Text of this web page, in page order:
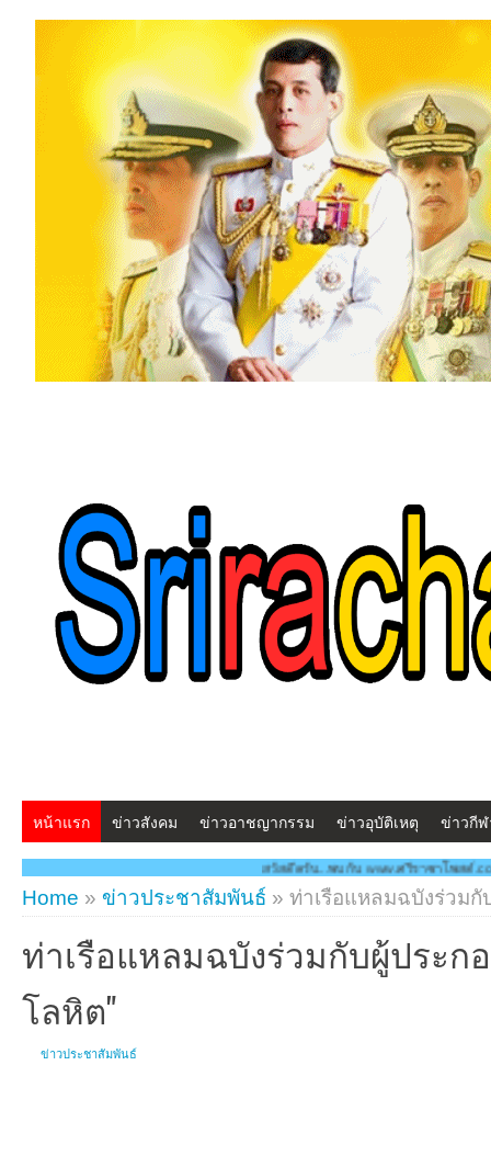
หน้าแรก ข่าวสังคม ข่าวอาชญากรรม ข่าวอุบัติเหตุ ข่าวกี
สวัสดีครับ...พบกับ www.ศรีราชาโพสต์.com โฉมใหม่!! "สร้างสรร
Home » ข่าวประชาสัมพันธ์ » ท่าเรือแหลมฉบังร่วม
ท่าเรือแหลมฉบังร่วมกับผู้ประก
โลหิต"
ข่าวประชาสัมพันธ์